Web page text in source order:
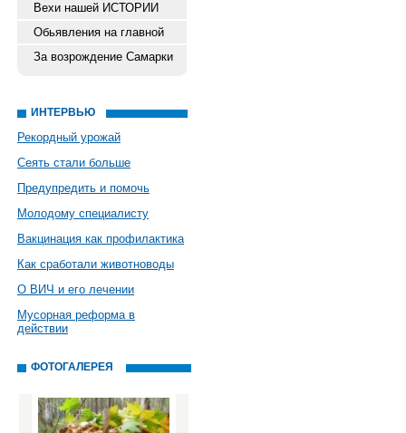
Вехи нашей ИСТОРИИ
Обьявления на главной
За возрождение Самарки
ИНТЕРВЬЮ
Рекордный урожай
Сеять стали больше
Предупредить и помочь
Молодому специалисту
Вакцинация как профилактика
Как сработали животноводы
О ВИЧ и его лечении
Мусорная реформа в
действии
ФОТОГАЛЕРЕЯ